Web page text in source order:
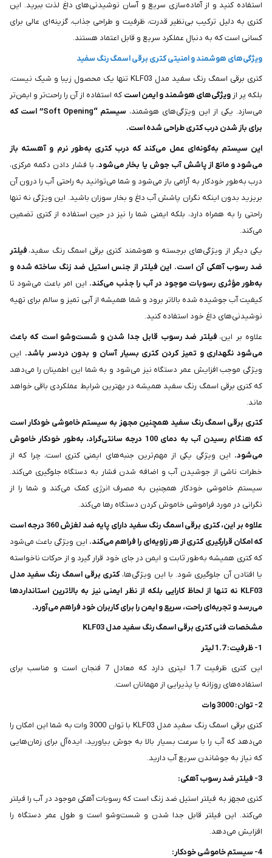
استفاده کنید و از آماده‌سازی سریع و آسان نوشیدنی‌های داغ لذت ببرید. این
کتری به دلیل ترکیب بی‌نظیر قدرت، ظرفیت و طراحی جذاب، گزینه‌ای عالی برای
کسانی است که به دنبال عملکرد سریع و قابل اعتماد هستند.
ویژگی‌های هوشمند و امنیتی کتری برقی اسمگ رنگ سفید
کتری برقی اسمگ رنگ سفید مدل KLF03 تنها یک محصول زیبا و شیک نیست،
بلکه پر از ویژگی‌های هوشمند و ایمن است که استفاده از آن را راحت‌تر و ایمن‌تر
می‌سازد. یکی از این ویژگی‌های هوشمند،
سیستم “Soft Opening” است که
برای باز شدن درب کتری طراحی شده است.
این سیستم به‌گونه‌ای عمل می‌کند که درب کتری به‌طور نرم و آهسته باز
می‌شود و مانع از پاشش آب جوش یا بخار می‌شود. با فشار دادن دکمه مرکزی،
درب به‌طور خودکار به آرامی باز می‌شود و شما می‌توانید به راحتی آب را درون آن
بریزید بدون اینکه نگران پاشش آب داغ و بخار سوزان باشید. این ویژگی نه تنها
راحتی را به همراه دارد، بلکه ایمنی شما را نیز در حین استفاده از کتری تضمین
می‌کند.
یکی دیگر از ویژگی‌های برجسته و هوشمند کتری برقی اسمگ رنگ سفید، فیلتر
ضد رسوب آهکی آن است. این فیلتر از جنس استیل ضد زنگ ساخته شده و
به‌طور مؤثری رسوبات موجود در آب را جذب می‌کند. این امر باعث می‌شود تا
کیفیت آب جوشیده شده بالاتر برود و شما همیشه از آبی تمیز و سالم برای تهیه
نوشیدنی‌های داغ خود استفاده کنید.
علاوه بر این، فیلتر ضد رسوب قابل جدا شدن و شست‌وشو است که باعث
می‌شود نگهداری و تمیز کردن کتری بسیار آسان و بدون دردسر باشد. این
ویژگی موجب افزایش عمر دستگاه نیز می‌شود و به شما این اطمینان را می‌دهد
که کتری برقی اسمگ رنگ سفید همیشه در بهترین شرایط عملکردی باقی خواهد
ماند.
کتری برقی اسمگ رنگ سفید همچنین مجهز به سیستم خاموشی خودکار است
که هنگام رسیدن آب به دمای 100 درجه سانتی‌گراد، به‌طور خودکار خاموش
می‌شود. این ویژگی یکی از مهم‌ترین جنبه‌های ایمنی کتری است، چرا که از
خطرات ناشی از جوشیدن آب و اضافه شدن فشار به دستگاه جلوگیری می‌کند.
سیستم خاموشی خودکار همچنین به مصرف انرژی کمک می‌کند و شما را از
نگرانی در مورد فراموشی خاموش کردن دستگاه رها می‌کند.
علاوه بر این، کتری برقی اسمگ رنگ سفید دارای پایه ضد لغزش 360 درجه است
که امکان قرارگیری کتری از هر زاویه‌ای را فراهم می‌کند. این ویژگی باعث می‌شود
که کتری همیشه به‌طور ثابت و ایمن در جای خود قرار گیرد و از حرکات ناخواسته
یا افتادن آن جلوگیری شود. با این ویژگی‌ها،کتری برقی اسمگ رنگ سفید مدل
KLF03 نه تنها از لحاظ کارایی بلکه از نظر ایمنی نیز به بالاترین استانداردها
می‌رسد و تجربه‌ای راحت، سریع و ایمن را برای کاربران خود فراهم می‌آورد.
مشخصات فنی کتری برقی اسمگ رنگ سفید مدل KLF03
1- ظرفیت: 1.7 لیتر
این کتری ظرفیت 1.7 لیتری دارد که معادل 7 فنجان است و مناسب برای
استفاده‌های روزانه یا پذیرایی از مهمانان است.
2- توان: 3000 وات
کتری برقی اسمگ رنگ سفید مدل KLF03 با توان 3000 وات به شما این امکان را
می‌دهد که آب را با سرعت بسیار بالا به جوش بیاورید، ایده‌آل برای زمان‌هایی
که نیاز به جوشاندن سریع آب دارید.
3- فیلتر ضد رسوب آهکی:
کتری مجهز به فیلتر استیل ضد زنگ است که رسوبات آهکی موجود در آب را فیلتر
می‌کند. این فیلتر قابل جدا شدن و شست‌وشو است و طول عمر دستگاه را
افزایش می‌دهد.
4- سیستم خاموشی خودکار: